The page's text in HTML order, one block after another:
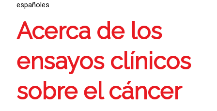
españoles
Acerca de los
ensayos clínicos
sobre el cáncer